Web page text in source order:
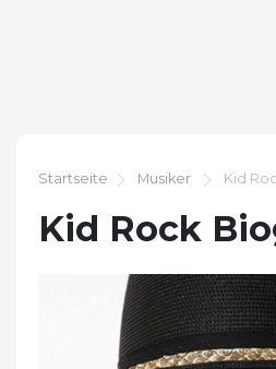
Startseite Musiker Kid
Kid Rock